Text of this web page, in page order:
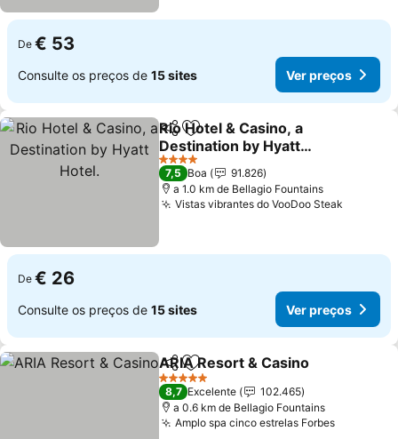
De € 53
Consulte os preços de 15 sites Ver preços
PartilharAdicionar aos favoritos
Rio Hotel & Casino, a
Destination by Hyatt
Hotel.
4 Estrelas
7,5 Boa
91.826
a 1.0 km de Bellagio Fountains
Vistas vibrantes do VooDoo Steak
De € 26
Consulte os preços de 15 sites Ver preços
PartilharAdicionar aos favoritos
ARIA Resort & Casino
5 Estrelas
8,7 Excelente
102.465
a 0.6 km de Bellagio Fountains
Amplo spa cinco estrelas Forbes